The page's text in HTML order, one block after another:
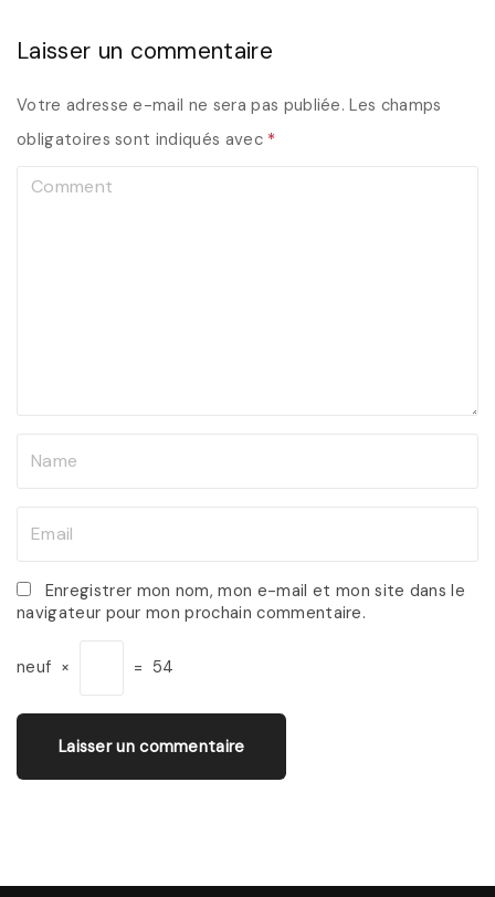
Laisser un commentaire
Votre adresse e-mail ne sera pas publiée. Les champs
obligatoires sont indiqués avec *
*
a
i
l
Enregistrer mon nom, mon e-mail et mon site dans le
navigateur pour mon prochain commentaire.
neuf × = 54